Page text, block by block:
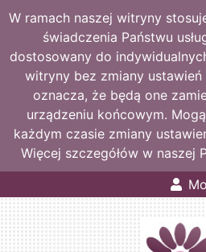
W ramach naszej witryny
świadczenia Państwu
dostosowany do
witryny bez zmiany
oznacza, że będą one
urządzeniu końcowym.
każdym czasie zmiany
Więcej szczegółów w naszej